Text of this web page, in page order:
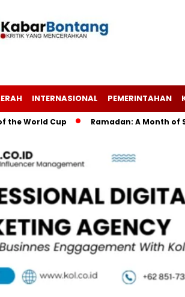
INTERNASIONAL PEMERINTAHAN
World Cup Ramadan: A Month of